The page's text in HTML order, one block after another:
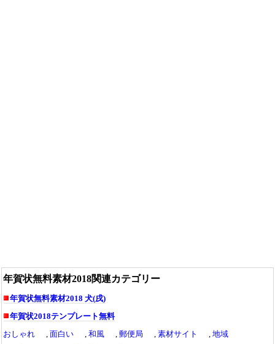
年賀状無料素材2018関連カテゴリー
年賀状無料素材2018 犬(戌)
年賀状2018テンプレート無料
おしゃれ
面白い 和風 郵便局 素材サイト
地域